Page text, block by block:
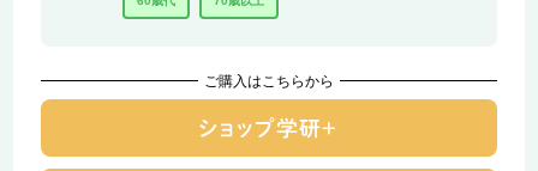
ご購入はこちらから